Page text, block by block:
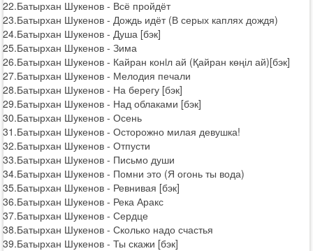
22.Батырхан Шукенов - Всё пройдёт
23.Батырхан Шукенов - Дождь идёт (В серых каплях дождя)
24.Батырхан Шукенов - Душа [бэк]
25.Батырхан Шукенов - Зима
26.Батырхан Шукенов - Кайран конiл ай (Қайран көңіл ай)[бэк]
27.Батырхан Шукенов - Мелодия печали
28.Батырхан Шукенов - На берегу [бэк]
29.Батырхан Шукенов - Над облаками [бэк]
30.Батырхан Шукенов - Осень
31.Батырхан Шукенов - Осторожно милая девушка!
32.Батырхан Шукенов - Отпусти
33.Батырхан Шукенов - Письмо души
34.Батырхан Шукенов - Помни это (Я огонь ты вода)
35.Батырхан Шукенов - Ревнивая [бэк]
36.Батырхан Шукенов - Река Аракс
37.Батырхан Шукенов - Сердце
38.Батырхан Шукенов - Сколько надо счастья
39.Батырхан Шукенов - Ты скажи [бэк]